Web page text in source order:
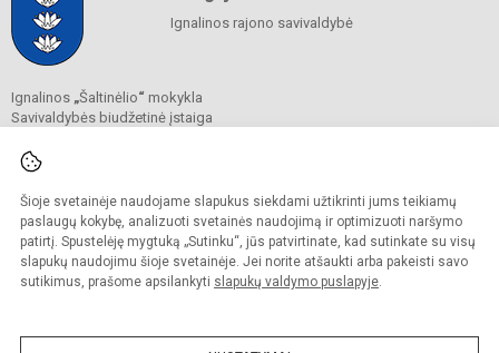
Šioje svetainėje naudojame slapukus siekdami užtikrinti jums teikiamų
paslaugų kokybę, analizuoti svetainės naudojimą ir optimizuoti naršymo
patirtį. Spustelėję mygtuką „Sutinku“, jūs patvirtinate, kad sutinkate su visų
slapukų naudojimu šioje svetainėje. Jei norite atšaukti arba pakeisti savo
sutikimus, prašome apsilankyti slapukų valdymo puslapyje.
Ignalinos rajono savivaldybė
Ignalinos „Šaltinėlio“ mokykla
Savivaldybės biudžetinė įstaiga
Tel.+370 386 52 678
El. p.
Duomenys kaupiami ir saugomi
Juridinių asmenų registre
Įmonės kodas 191847216
Kopijuoti turinį be raštiško gimnazijos sutikimo griežtai draudžiama.